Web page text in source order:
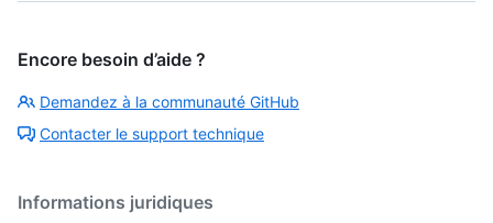
Encore besoin d’aide ?
Demandez à la communauté GitHub
Contacter le support technique
Informations juridiques